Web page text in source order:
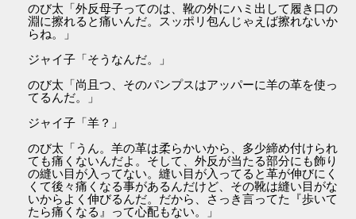
のび太「外反母子ってのは、靴の外にハミ出して履き口の
淵に擦れると痛いんだ。スッポリ包んじゃえば擦れないか
らね。」
ジャイ子「そうなんだ。」
のび太「尚且つ、そのパンプスはアッパーに羊の革を使っ
てるんだ。」
ジャイ子「羊？」
のび太「うん。羊の革は柔らかいから、多少締め付けられ
ても痛くないんだよ。そして、外反が当たる部分にも飾り
の縫い目が入ってない。縫い目が入ってると革が伸びにく
くて後々痛くなる事があるんだけど、その靴は縫い目がな
いからよく伸びるんだ。だから、さっき言ってた『歩いて
たら痛くなる』って心配もない。」